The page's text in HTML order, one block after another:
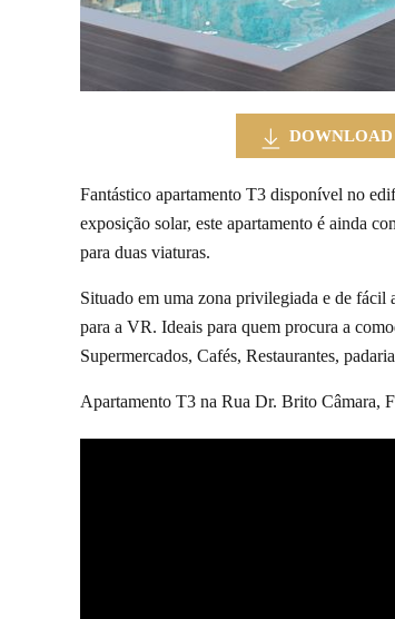
DOWNLOAD
Fantástico apartamento T3 disponível no
exposição solar, este apartamento é ainda
para duas viaturas.
Situado em uma zona privilegiada e de fácil
para a VR. Ideais para quem procura a
Supermercados, Cafés, Restaurantes,
Apartamento T3 na Rua Dr. Brito Câmara,